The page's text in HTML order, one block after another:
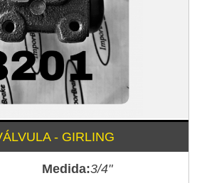
- GIRLING
Medida:3/4"